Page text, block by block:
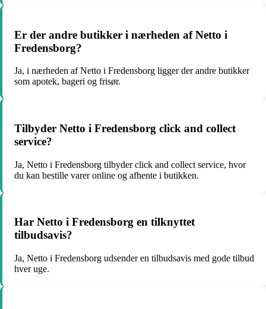
Er der andre butikker i nærheden af Netto i
Fredensborg?
Ja, i nærheden af Netto i Fredensborg ligger der andre butikker
som apotek, bageri og frisør.
Tilbyder Netto i Fredensborg click and collect
service?
Ja, Netto i Fredensborg tilbyder click and collect service, hvor
du kan bestille varer online og afhente i butikken.
Har Netto i Fredensborg en tilknyttet
tilbudsavis?
Ja, Netto i Fredensborg udsender en tilbudsavis med gode tilbud
hver uge.